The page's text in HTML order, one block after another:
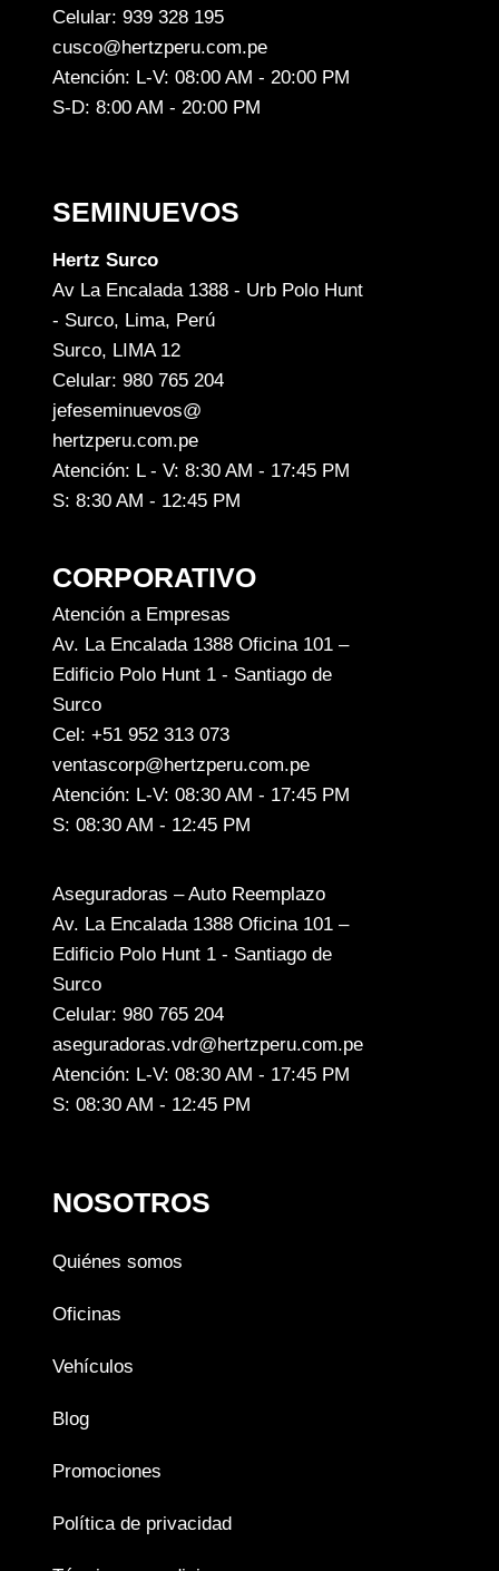
Celular: 939 328 195
cusco@hertzperu.com.pe
Atención: L-V: 08:00 AM - 20:00 PM
S-D: 8:00 AM - 20:00 PM
SEMINUEVOS
Hertz Surco
Av La Encalada 1388 - Urb Polo Hunt
- Surco, Lima, Perú
Surco, LIMA 12
Celular: 980 765 204
jefeseminuevos@
hertzperu.com.pe
Atención: L - V: 8:30 AM - 17:45 PM
S: 8:30 AM - 12:45 PM
CORPORATIVO
Atención a Empresas
Av. La Encalada 1388 Oficina 101 –
Edificio Polo Hunt 1 - Santiago de
Surco
Cel: +51 952 313 073
ventascorp@hertzperu.com.pe
Atención: L-V: 08:30 AM - 17:45 PM
S: 08:30 AM - 12:45 PM
Aseguradoras – Auto Reemplazo
Av. La Encalada 1388 Oficina 101 –
Edificio Polo Hunt 1 - Santiago de
Surco
Celular: 980 765 204
aseguradoras.vdr@hertzperu.com.pe
Atención: L-V: 08:30 AM - 17:45 PM
S: 08:30 AM - 12:45 PM
NOSOTROS
Quiénes somos
Oficinas
Vehículos
Blog
Promociones
Política de privacidad